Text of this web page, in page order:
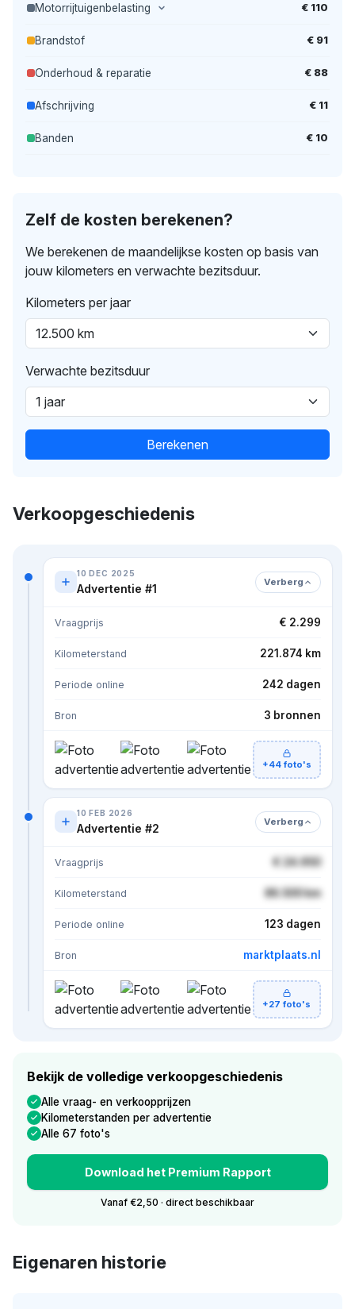
Motorrijtuigenbelasting € 110
Brandstof € 91
Onderhoud & reparatie € 88
Afschrijving € 11
Banden € 10
Zelf de kosten berekenen?
We berekenen de maandelijkse kosten op basis van
jouw kilometers en verwachte bezitsduur.
Kilometers per jaar
Verwachte bezitsduur
Berekenen
Verkoopgeschiedenis
10 DEC 2025
Advertentie #1 Verberg
Vraagprijs € 2.299
Kilometerstand 221.874 km
Periode online 242 dagen
Bron 3 bronnen
+44 foto's
10 FEB 2026
Advertentie #2 Verberg
Vraagprijs € 24.950
Kilometerstand 86.500 km
Periode online 123 dagen
Bron marktplaats.nl
+27 foto's
Bekijk de volledige verkoopgeschiedenis
Alle vraag- en verkoopprijzen
Kilometerstanden per advertentie
Alle 67 foto's
Download het Premium Rapport
Vanaf €2,50 · direct beschikbaar
Eigenaren historie